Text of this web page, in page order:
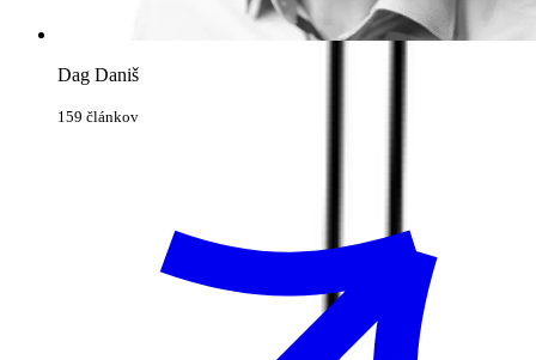
Dag Daniš
159 článkov